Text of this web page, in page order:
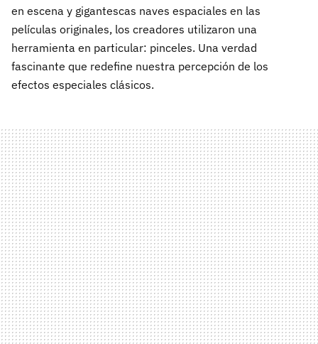
en escena y gigantescas naves espaciales en las
películas originales, los creadores utilizaron una
herramienta en particular: pinceles. Una verdad
fascinante que redefine nuestra percepción de los
efectos especiales clásicos.